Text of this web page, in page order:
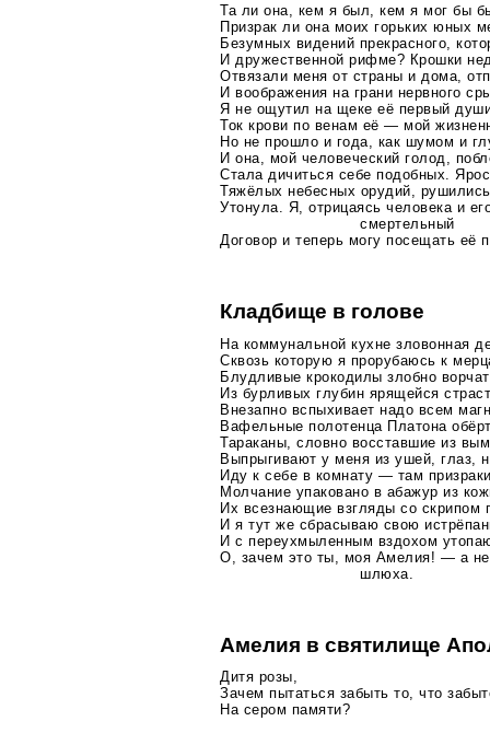
Та ли она, кем я был, кем я мог бы
Призрак ли она моих горьких юных
Безумных видений прекрасного,
И дружественной рифме? Крошки
Отвязали меня от страны и дома,
И воображения на грани нервного
Я не ощутил на щеке её первый
Ток крови по венам её — мой
Но не прошло и года, как шумом и
И она, мой человеческий голод,
Стала дичиться себе подобных.
Тяжёлых небесных орудий,
Утонула. Я, отрицаясь человека и
смертельный
Договор и теперь могу посещать её
Кладбище в голове
На коммунальной кухне зловонная
Сквозь которую я прорубаюсь к
Блудливые крокодилы злобно
Из бурливых глубин ярящейся
Внезапно вспыхивает надо всем
Вафельные полотенца Платона
Тараканы, словно восставшие из
Выпрыгивают у меня из ушей, глаз,
Иду к себе в комнату — там
Молчание упаковано в абажур из
Их всезнающие взгляды со скрипом
И я тут же сбрасываю свою
И с переухмыленным вздохом
О, зачем это ты, моя Амелия! — а
шлюха.
Амелия в святилище
Дитя розы,
Зачем пытаться забыть то, что
На сером памяти?